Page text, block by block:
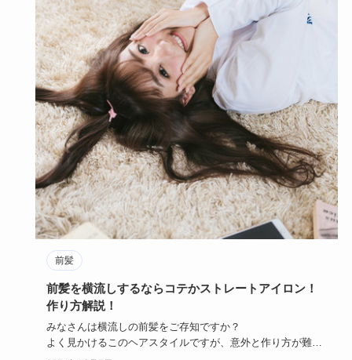
前髪
前髪を横流しするならコテかストレートアイロン！
作り方解説！
みなさんは横流しの前髪をご存知ですか？
よく見かけるこのヘアスタイルですが、意外と作り方が難し